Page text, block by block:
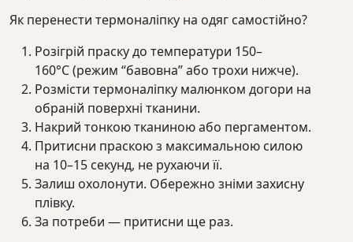
Як перенести термоналіпку на одяг самостійно?
Розігрій праску до температури 150–
160°C (режим “бавовна” або трохи нижче).
Розмісти термоналіпку малюнком догори на
обраній поверхні тканини.
Накрий тонкою тканиною або пергаментом.
Притисни праскою з максимальною силою
на 10–15 секунд, не рухаючи її.
Залиш охолонути. Обережно зніми захисну
плівку.
За потреби — притисни ще раз.